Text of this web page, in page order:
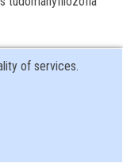
of services.